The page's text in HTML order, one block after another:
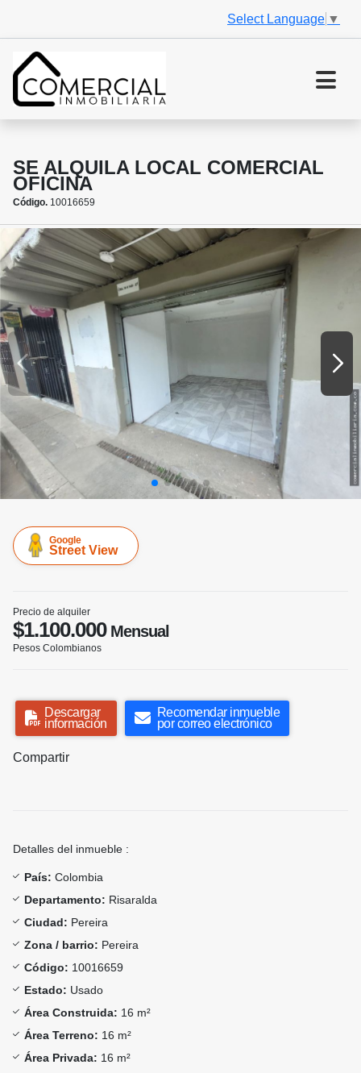
Select Language ▼
SE ALQUILA LOCAL COMERCIAL
OFICINA
Código. 10016659
Google
Street View
Precio de alquiler
$1.100.000Mensual
Pesos Colombianos
Descargar
información
Recomendar inmueble
por correo electrónico
Compartir
Detalles del inmueble :
País: Colombia
Departamento: Risaralda
Ciudad: Pereira
Zona / barrio: Pereira
Código: 10016659
Estado: Usado
Área Construida: 16 m²
Área Terreno: 16 m²
Área Privada: 16 m²